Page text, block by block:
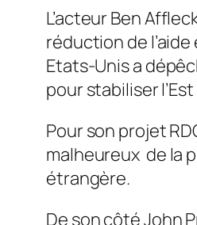
L’acteur Ben
réduction de
Etats-Unis a
pour stabiliser
Pour son projet
malheureux de la
étrangère.
De son côté John